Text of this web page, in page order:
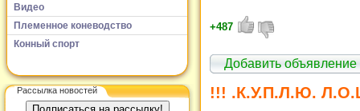
Видео
Племенное коневодство
Конный спорт
Рассылка новостей
+487
Добавить объявление
!!! .К.У.П.Л.Ю.